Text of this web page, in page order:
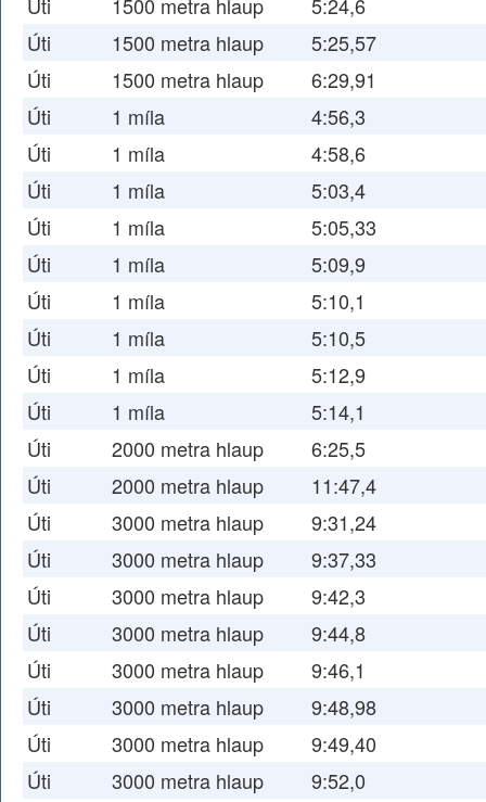
Úti
1500 metra hlaup
5:25,57
Úti
1500 metra hlaup
6:29,91
Úti
1 míla
4:56,3
Úti
1 míla
4:58,6
Úti
1 míla
5:03,4
Úti
1 míla
5:05,33
Úti
1 míla
5:09,9
Úti
1 míla
5:10,1
Úti
1 míla
5:10,5
Úti
1 míla
5:12,9
Úti
1 míla
5:14,1
Úti
2000 metra hlaup
6:25,5
Úti
2000 metra hlaup
11:47,4
Úti
3000 metra hlaup
9:31,24
Úti
3000 metra hlaup
9:37,33
Úti
3000 metra hlaup
9:42,3
Úti
3000 metra hlaup
9:44,8
Úti
3000 metra hlaup
9:46,1
Úti
3000 metra hlaup
9:48,98
Úti
3000 metra hlaup
9:49,40
Úti
3000 metra hlaup
9:52,0